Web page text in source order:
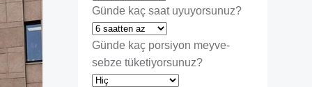
Günde kaç saat uyuyorsunuz?
Günde kaç porsiyon meyve-
sebze tüketiyorsunuz?